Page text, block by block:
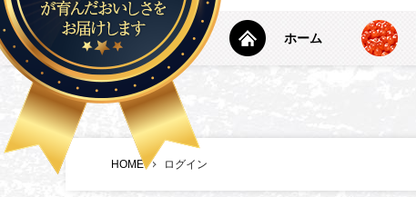
ホーム
HOME ログイン